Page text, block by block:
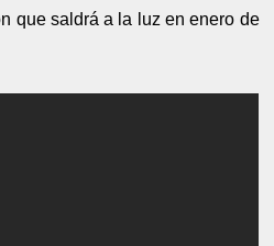
que saldrá a la luz en enero de